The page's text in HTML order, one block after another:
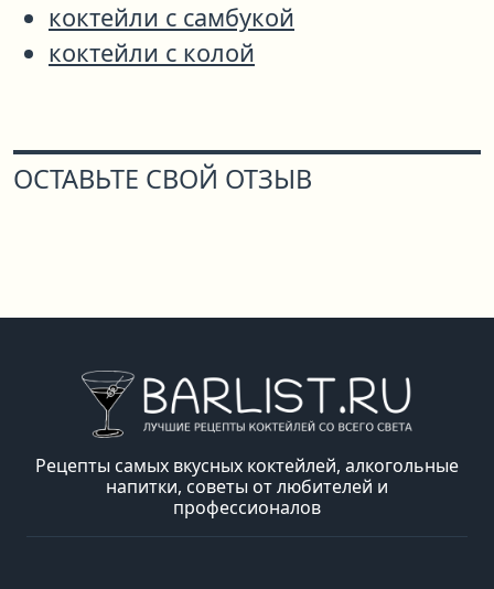
коктейли с самбукой
коктейли с колой
ОСТАВЬТЕ СВОЙ ОТЗЫВ
Рецепты самых вкусных коктейлей, алкогольные
напитки, советы от любителей и
профессионалов